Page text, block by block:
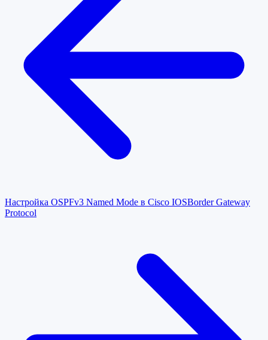
Настройка OSPFv3 Named Mode в Cisco IOSBorder Gateway
Protocol